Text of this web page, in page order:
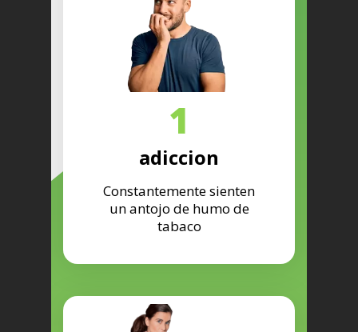
1
adiccion
Constantemente sienten
un antojo de humo de
tabaco